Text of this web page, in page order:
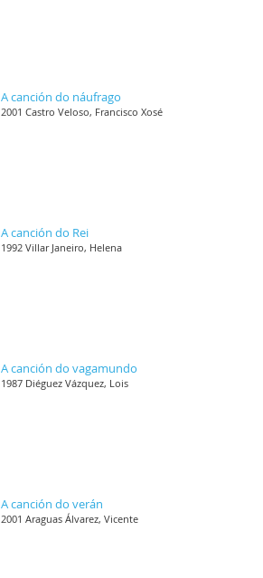
A canción do náufrago
2001 Castro Veloso, Francisco Xosé
A canción do Rei
1992 Villar Janeiro, Helena
A canción do vagamundo
1987 Diéguez Vázquez, Lois
A canción do verán
2001 Araguas Álvarez, Vicente